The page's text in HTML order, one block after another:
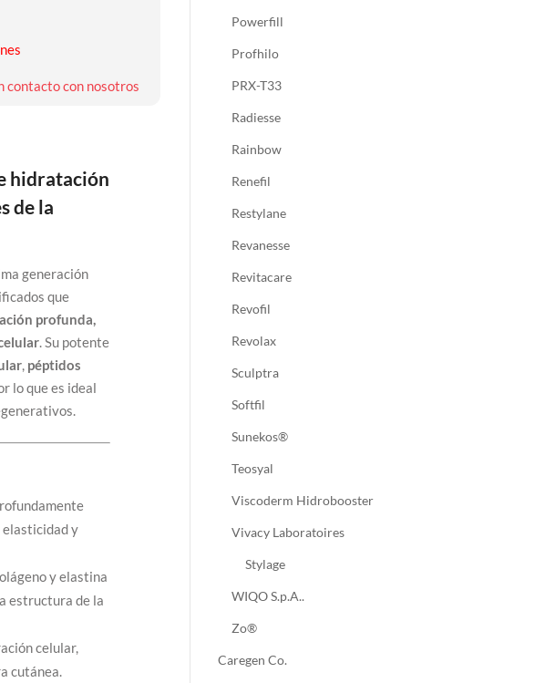
contacto con nosotros
hidratación
de la
generación
que
profunda,
. Su potente
, péptidos
lo que es ideal
y
y elastina
estructura de la
celular,
cutánea.
Powerfill
Profhilo
PRX-T33
Radiesse
Rainbow
Renefil
Restylane
Revanesse
Revitacare
Revofil
Revolax
Sculptra
Softfil
Sunekos®
Teosyal
Viscoderm Hidrobooster
Vivacy Laboratoires
Stylage
WIQO S.p.A..
Zo®
Caregen Co.